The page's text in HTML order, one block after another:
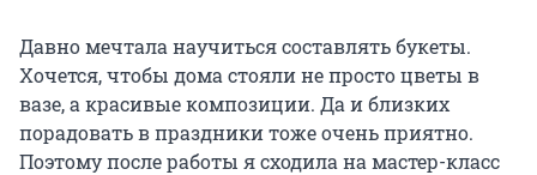
Давно мечтала научиться составлять букеты.
Хочется, чтобы дома стояли не просто цветы в
вазе, а красивые композиции. Да и близких
порадовать в праздники тоже очень приятно.
Поэтому после работы я сходила на мастер-класс